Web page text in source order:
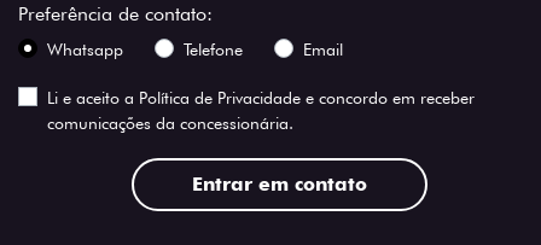
Preferência de contato:
Whatsapp Telefone Email
Li e aceito a Política de Privacidade e concordo em receber
comunicações da concessionária.
Entrar em contato